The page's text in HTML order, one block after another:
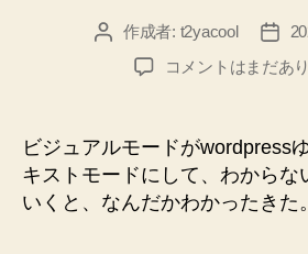
投 作成者: t2yacool
投
稿
wordpress
側
を
除
く
コメントはまだあ
ビジュアルモードがwordpress
キストモードにして、わからな
いくと、なんだかわかったきた。